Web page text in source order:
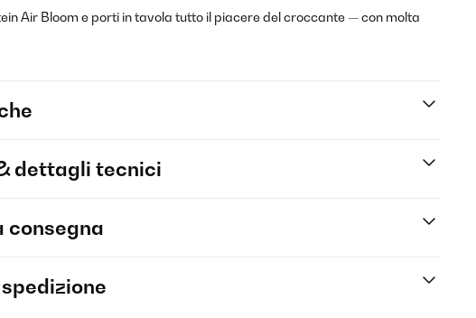
Air Bloom e porti in tavola tutto il piacere del croccante — con molta
dettagli tecnici
consegna